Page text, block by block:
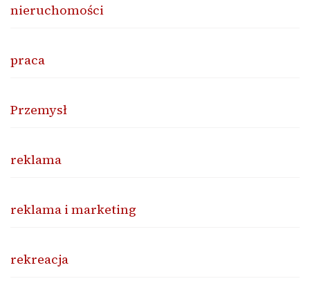
nieruchomości
praca
Przemysł
reklama
reklama i marketing
rekreacja